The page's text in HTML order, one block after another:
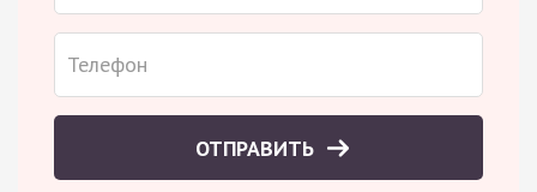
ОТПРАВИТЬ